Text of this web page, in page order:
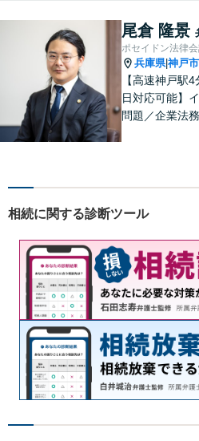
歩7分】
尾倉 隆景
ポセイドン法律
兵庫県|神戸
【高速神戸駅
日対応可能】
問題／企業法
相続に関する診断ツール